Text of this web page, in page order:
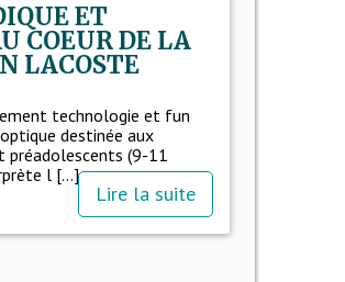
ET
COEUR DE LA
LACOSTE
technologie et fun
destinée aux
préadolescents (9-11
l [...]
Lire la suite